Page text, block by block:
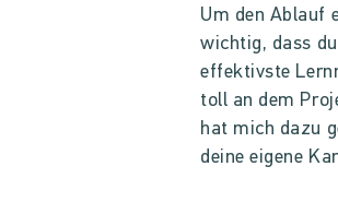
Um den Ablauf
wichtig, dass
effektivste
toll an dem
hat mich dazu
deine eigene